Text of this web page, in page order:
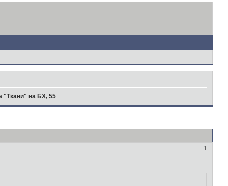
"Ткани" на БХ, 55
1